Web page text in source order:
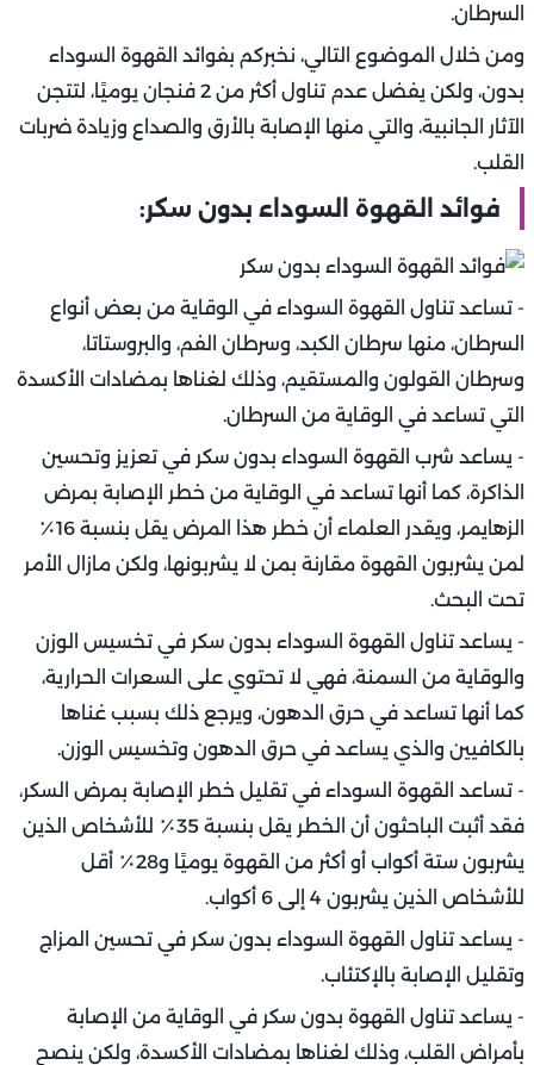
السرطان.
ومن خلال الموضوع التالي، نخبركم بفوائد القهوة السوداء
بدون، ولكن يفضل عدم تناول أكثر من 2 فنجان يوميًا، لتتجن
الآثار الجانبية، والتي منها الإصابة بالأرق والصداع وزيادة ضربات
القلب.
فوائد القهوة السوداء بدون سكر:
- تساعد تناول القهوة السوداء في الوقاية من بعض أنواع
السرطان، منها سرطان الكبد، وسرطان الفم، والبروستاتا،
وسرطان القولون والمستقيم، وذلك لغناها بمضادات الأكسدة
التي تساعد في الوقاية من السرطان.
- يساعد شرب القهوة السوداء بدون سكر في تعزيز وتحسين
الذاكرة، كما أنها تساعد في الوقاية من خطر الإصابة بمرض
الزهايمر، ويقدر العلماء أن خطر هذا المرض يقل بنسبة 16٪
لمن يشربون القهوة مقارنة بمن لا يشربونها، ولكن مازال الأمر
تحت البحث.
- يساعد تناول القهوة السوداء بدون سكر في تخسيس الوزن
والوقاية من السمنة، فهي لا تحتوي على السعرات الحرارية،
كما أنها تساعد في حرق الدهون، ويرجع ذلك بسبب غناها
بالكافيين والذي يساعد في حرق الدهون وتخسيس الوزن.
- تساعد القهوة السوداء في تقليل خطر الإصابة بمرض السكر،
فقد أثبت الباحثون أن الخطر يقل بنسبة 35٪ للأشخاص الذين
يشربون ستة أكواب أو أكثر من القهوة يوميًا و28٪ أقل
للأشخاص الذين يشربون 4 إلى 6 أكواب.
- يساعد تناول القهوة السوداء بدون سكر في تحسين المزاج
وتقليل الإصابة بالإكتئاب.
- يساعد تناول القهوة بدون سكر في الوقاية من الإصابة
بأمراض القلب، وذلك لغناها بمضادات الأكسدة، ولكن ينصح